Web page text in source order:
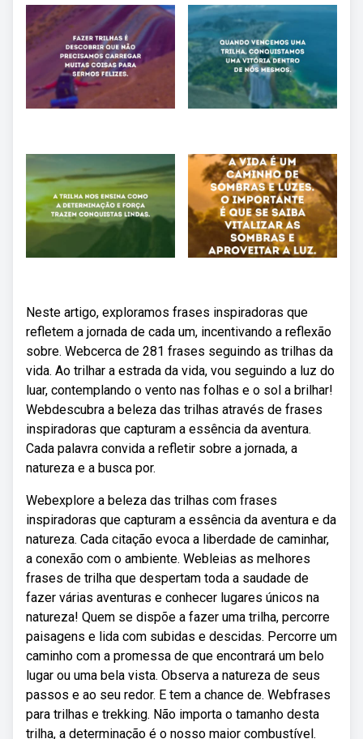
Neste artigo, exploramos frases inspiradoras que
refletem a jornada de cada um, incentivando a reflexão
sobre. Webcerca de 281 frases seguindo as trilhas da
vida. Ao trilhar a estrada da vida, vou seguindo a luz do
luar, contemplando o vento nas folhas e o sol a brilhar!
Webdescubra a beleza das trilhas através de frases
inspiradoras que capturam a essência da aventura.
Cada palavra convida a refletir sobre a jornada, a
natureza e a busca por.
Webexplore a beleza das trilhas com frases
inspiradoras que capturam a essência da aventura e da
natureza. Cada citação evoca a liberdade de caminhar,
a conexão com o ambiente. Webleias as melhores
frases de trilha que despertam toda a saudade de
fazer várias aventuras e conhecer lugares únicos na
natureza! Quem se dispõe a fazer uma trilha, percorre
paisagens e lida com subidas e descidas. Percorre um
caminho com a promessa de que encontrará um belo
lugar ou uma bela vista. Observa a natureza de seus
passos e ao seu redor. E tem a chance de. Webfrases
para trilhas e trekking. Não importa o tamanho desta
trilha, a determinação é o nosso maior combustível.